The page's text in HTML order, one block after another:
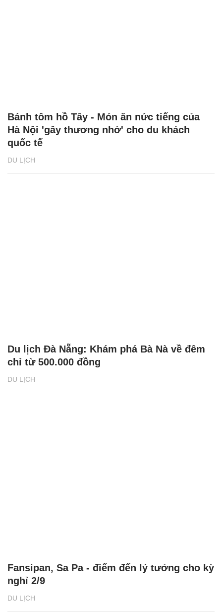
DU LỊCH
Bánh tôm hồ Tây - Món ăn nức tiếng của
Hà Nội 'gây thương nhớ' cho du khách
quốc tế
DU LỊCH
Du lịch Đà Nẵng: Khám phá Bà Nà về đêm
chỉ từ 500.000 đồng
DU LỊCH
Fansipan, Sa Pa - điểm đến lý tưởng cho kỳ
nghỉ 2/9